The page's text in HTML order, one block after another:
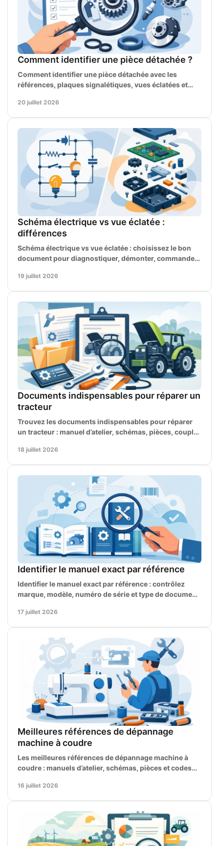
Comment identifier une pièce détachée ?
Comment identifier une pièce détachée avec les
références, plaques signalétiques, vues éclatées et
sûr.
20 juillet 2026
Schéma électrique vs vue éclatée :
différences
Schéma électrique vs vue éclatée : choisissez le bon
document pour diagnostiquer, démonter, commander
19 juillet 2026
Documents indispensables pour réparer un
tracteur
Trouvez les documents indispensables pour réparer
un tracteur : manuel d’atelier, schémas, pièces, couples
18 juillet 2026
Identifier le manuel exact par référence
Identifier le manuel exact par référence : contrôlez
marque, modèle, numéro de série et type de document
17 juillet 2026
Meilleures références de dépannage
machine à coudre
Les meilleures références de dépannage machine à
coudre : manuels d’atelier, schémas, pièces et codes
16 juillet 2026